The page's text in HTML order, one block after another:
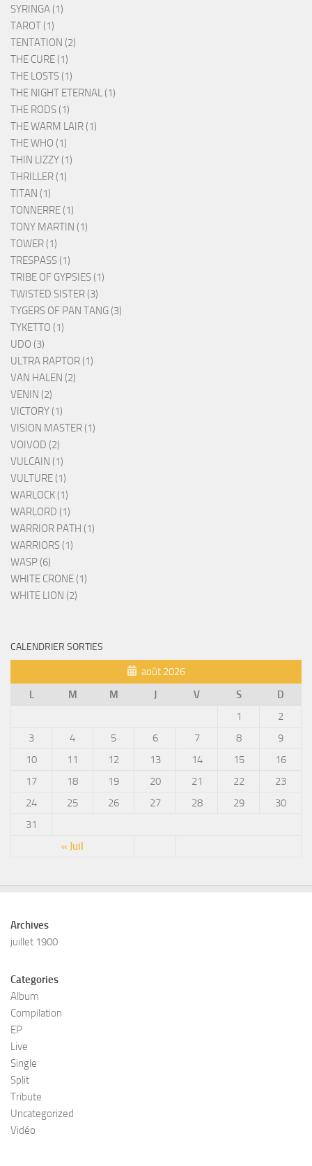
SYRINGA (1)
TAROT (1)
TENTATION (2)
THE CURE (1)
THE LOSTS (1)
THE NIGHT ETERNAL (1)
THE RODS (1)
THE WARM LAIR (1)
THE WHO (1)
THIN LIZZY (1)
THRILLER (1)
TITAN (1)
TONNERRE (1)
TONY MARTIN (1)
TOWER (1)
TRESPASS (1)
TRIBE OF GYPSIES (1)
TWISTED SISTER (3)
TYGERS OF PAN TANG (3)
TYKETTO (1)
UDO (3)
ULTRA RAPTOR (1)
VAN HALEN (2)
VENIN (2)
VICTORY (1)
VISION MASTER (1)
VOIVOD (2)
VULCAIN (1)
VULTURE (1)
WARLOCK (1)
WARLORD (1)
WARRIOR PATH (1)
WARRIORS (1)
WASP (6)
WHITE CRONE (1)
WHITE LION (2)
CALENDRIER SORTIES
août 2026
L
M M J V S D
« Juil
1
2
3
4 5 6 7 8
9
10
11 12 13 14 15
16
17
18 19 20 21 22
23
24
25 26 27 28 29
30
31
Archives
juillet 1900
Categories
Album
Compilation
EP
Live
Single
Split
Tribute
Uncategorized
Vidéo